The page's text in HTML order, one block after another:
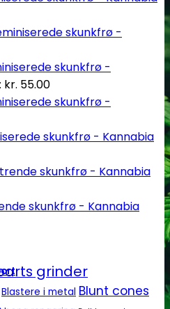
skunkfrø -
kr. 55.00
skunkfrø - Kannabia
skunkfrø - Kannabia
grinder
Blastere i metal Blunt cones